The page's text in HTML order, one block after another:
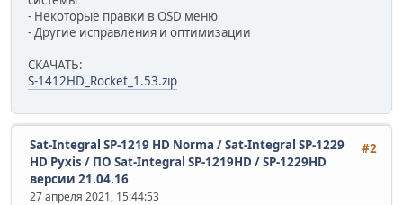
- Некоторые правки в OSD меню
- Другие исправления и оптимизации
СКАЧАТЬ:
S-1412HD_Rocket_1.53.zip
#2
Sat-Integral SP-1219 HD Norma / Sat-Integral SP-1229
HD Pyxis / ПО Sat-Integral SP-1219HD / SP-1229HD
версии 21.04.16
27 апреля 2021, 15:44:53